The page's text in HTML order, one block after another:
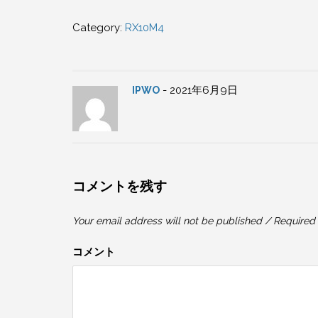
Category: RX10M4
IPWO - 2021年6月9日
コメントを残す
Your email address will not be published / Required
コメント